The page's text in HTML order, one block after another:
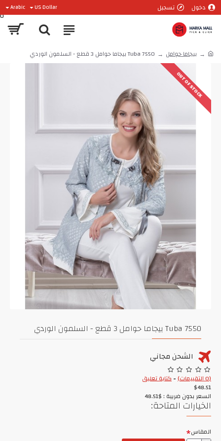
دخول تسجيل US Dollar
Arabic
0
بيجاما حوامل Tuba 7550 بيجاما حوامل 3 قطع - السلمون الوردي
OUT OF STOCK
Tuba 7550 بيجاما حوامل 3 قطع - السلمون الوردي
الشحن مجاني
(0 التقييمات) -كتابة تعليق
$48.51
السعر بدون ضريبة : $48.51
الخيارات المتاحة:
المقاس